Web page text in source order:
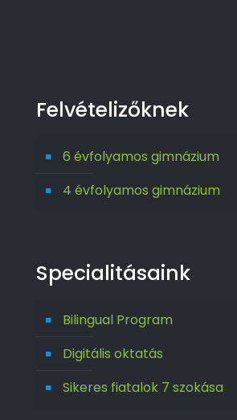
Felvételizőknek
6 évfolyamos gimnázium
4 évfolyamos gimnázium
Specialitásaink
Bilingual Program
Digitális oktatás
Sikeres fiatalok 7 szokása